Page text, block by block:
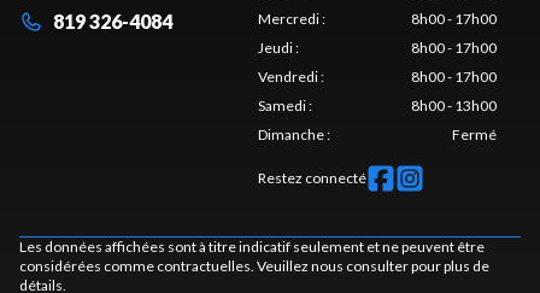
819 326-4084
Mercredi:
8h00 - 17h00
Jeudi:
8h00 - 17h00
Vendredi:
8h00 - 17h00
Samedi:
8h00 - 13h00
Dimanche: Fermé
Restez connecté
Les données affichées sont à titre indicatif seulement et ne peuvent être
considérées comme contractuelles. Veuillez nous consulter pour plus de
détails.